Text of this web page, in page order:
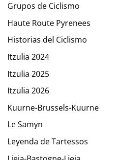
Grupos de Ciclismo
Haute Route Pyrenees
Historias del Ciclismo
Itzulia 2024
Itzulia 2025
Itzulia 2026
Kuurne-Brussels-Kuurne
Le Samyn
Leyenda de Tartessos